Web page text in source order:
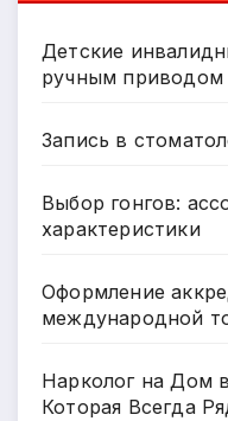
Детские
ручным приводом
Запись в
Выбор гонгов:
характеристики
Оформление
международной
Нарколог на Дом
Которая Всегда